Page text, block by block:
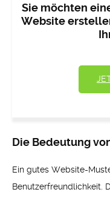
Sie möchten
Website
Die Bedeutung
Ein gutes Website-
Benutzerfreundlichkeit.